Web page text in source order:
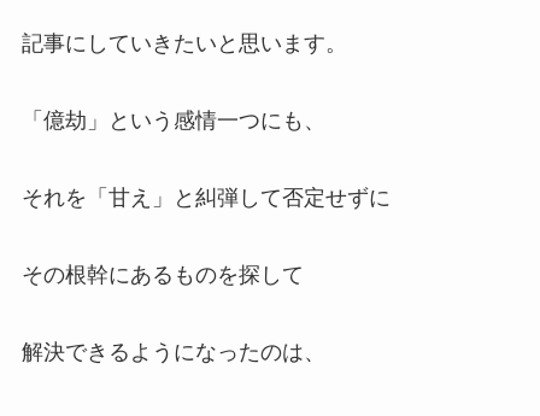
記事にしていきたいと思います。
「億劫」という感情一つにも、
それを「甘え」と糾弾して否定せずに
その根幹にあるものを探して
解決できるようになったのは、